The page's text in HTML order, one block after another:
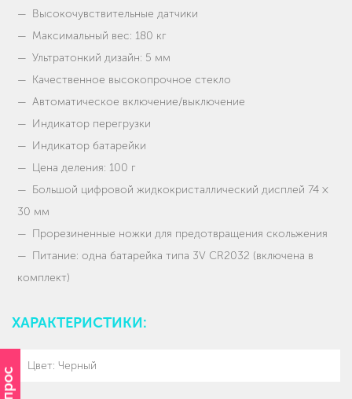
Высокочувствительные датчики
Максимальный вес: 180 кг
Ультратонкий дизайн: 5 мм
Качественное высокопрочное стекло
Автоматическое включение/выключение
Индикатор перегрузки
Индикатор батарейки
Цена деления: 100 г
Большой цифровой жидкокристаллический дисплей 74 ×
30 мм
Прорезиненные ножки для предотвращения скольжения
Питание: одна батарейка типа 3V CR2032 (включена в
комплект)
ХАРАКТЕРИСТИКИ:
Цвет: Черный